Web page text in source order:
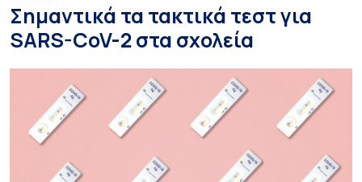
Σημαντικά τα τακτικά τεστ για
SARS-CoV-2 στα σχολεία